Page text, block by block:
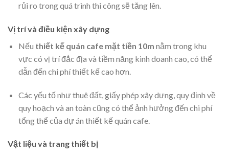
rủi ro trong quá trình thi công sẽ tăng lên.
Vị trí và điều kiện xây dựng
Nếu thiết kế quán cafe mặt tiền 10m nằm trong khu
vực có vị trí đắc địa và tiềm năng kinh doanh cao, có thể
dẫn đến chi phí thiết kế cao hơn.
Các yếu tố như thuê đất, giấy phép xây dựng, quy định về
quy hoạch và an toàn cũng có thể ảnh hưởng đến chi phí
tổng thể của dự án thiết kế quán cafe.
Vật liệu và trang thiết bị